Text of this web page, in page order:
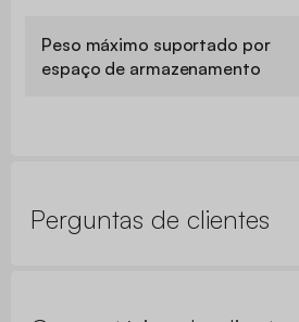
Peso máximo suportado por
espaço de armazenamento
Perguntas de clientes